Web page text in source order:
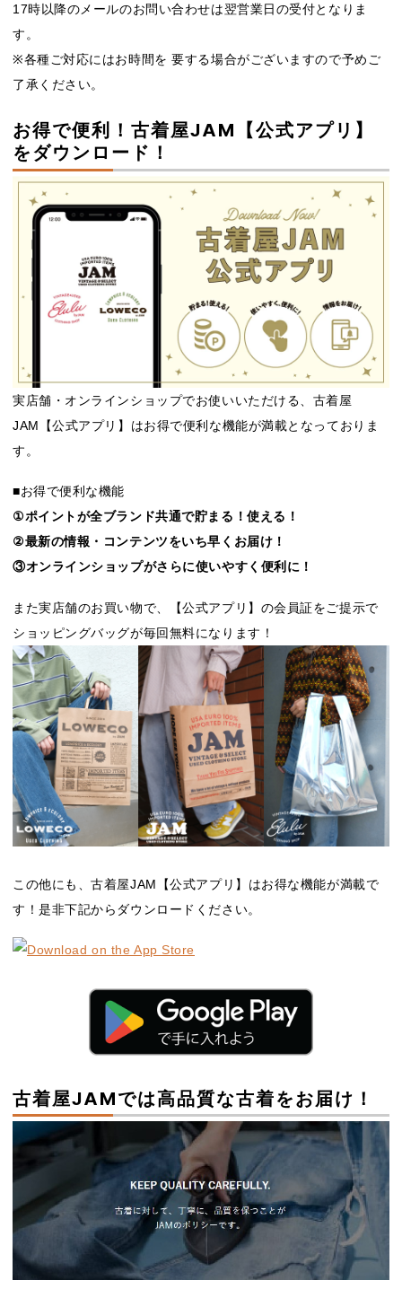
17時以降のメールのお問い合わせは翌営業日の受付となりま
す。
※各種ご対応にはお時間を 要する場合がございますので予めご
了承ください。
お得で便利！古着屋JAM【公式アプリ】
をダウンロード！
実店舗・オンラインショップでお使いいただける、古着屋
JAM【公式アプリ】はお得で便利な機能が満載となっておりま
す。
■お得で便利な機能
①ポイントが全ブランド共通で貯まる！使える！
②最新の情報・コンテンツをいち早くお届け！
③オンラインショップがさらに使いやすく便利に！
また実店舗のお買い物で、【公式アプリ】の会員証をご提示で
ショッピングバッグが毎回無料になります！
この他にも、古着屋JAM【公式アプリ】はお得な機能が満載で
す！是非下記からダウンロードください。
古着屋JAMでは高品質な古着をお届け！